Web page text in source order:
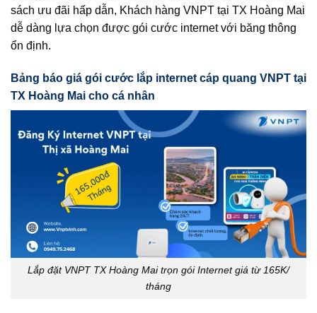
sách ưu đãi hấp dẫn, Khách hàng VNPT tại TX Hoàng Mai
dễ dàng lựa chọn được gói cước internet với băng thông
ổn định.
Bảng báo giá gói cước lắp internet cáp quang VNPT tại
TX Hoàng Mai cho cá nhân
Lắp đặt VNPT TX Hoàng Mai trọn gói Internet giá từ 165K/
tháng